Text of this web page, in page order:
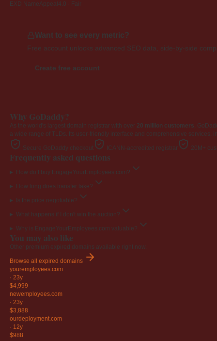
EXD NameAppeal 4.0 · Fair
Want to see every metric?
Free account unlocks advanced SEO data, side-by-side
Create free account
Why GoDaddy?
As the world's largest domain registrar with over 20 million customers,
a wide range of TLDs. Its user-friendly interface and comprehensive
Secure GoDaddy checkout ICANN-accredited registrar 20M+
Frequently asked questions
How do I buy EngageYourEmployees.com?
How long does transfer take?
Is the price negotiable?
What happens if I don't win the auction?
Why is EngageYourEmployees.com valuable?
You may also like
Other premium expired domains available right now.
Browse all expired domains
youremployees.com
· 23y
$4,999
newemployees.com
· 23y
$3,888
ourdeployment.com
· 12y
$988